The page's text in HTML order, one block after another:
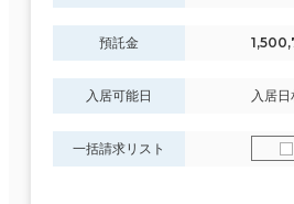
預託金
入居可能日 入居日
一括請求リスト
名古屋市
(1,063)
駅徒歩
3分以内